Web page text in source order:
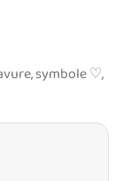
symbole ♡,